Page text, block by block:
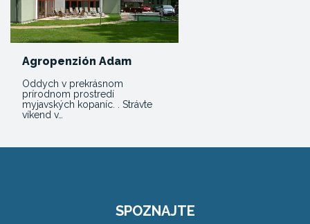
Agropenzión Adam
Oddych v prekrásnom
prírodnom prostredí
myjavských kopaníc. . Strávte
víkend v…
SPOZNAJTE